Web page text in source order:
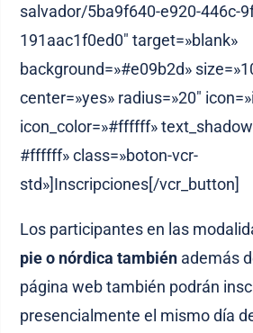
salvador/5ba9f640-e920-446c-
191aac1f0ed0″ target=»blank»
background=»#e09b2d»
center=»yes» radius=»20″
icon_color=»#ffffff»
#ffffff» class=»boton-vcr-
std»]Inscripciones[/vcr_button]
Los participantes en las
pie o nórdica también además
página web también podrán
presencialmente el mismo día